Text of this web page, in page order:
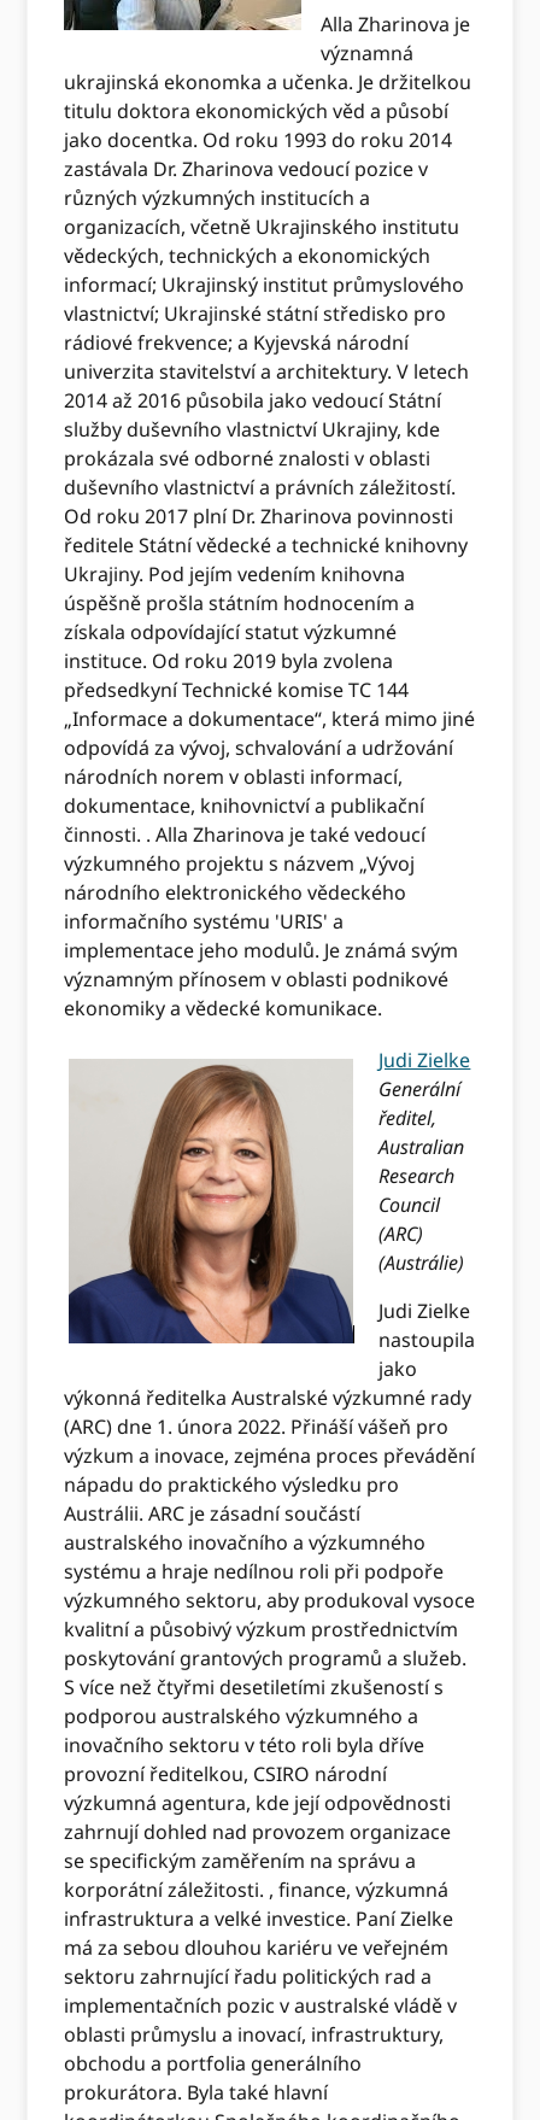
Alla Zharinova je
významná
ukrajinská ekonomka a učenka. Je držitelkou
titulu doktora ekonomických věd a působí
jako docentka. Od roku 1993 do roku 2014
zastávala Dr. Zharinova vedoucí pozice v
různých výzkumných institucích a
organizacích, včetně Ukrajinského institutu
vědeckých, technických a ekonomických
informací; Ukrajinský institut průmyslového
vlastnictví; Ukrajinské státní středisko pro
rádiové frekvence; a Kyjevská národní
univerzita stavitelství a architektury. V letech
2014 až 2016 působila jako vedoucí Státní
služby duševního vlastnictví Ukrajiny, kde
prokázala své odborné znalosti v oblasti
duševního vlastnictví a právních záležitostí.
Od roku 2017 plní Dr. Zharinova povinnosti
ředitele Státní vědecké a technické knihovny
Ukrajiny. Pod jejím vedením knihovna
úspěšně prošla státním hodnocením a
získala odpovídající statut výzkumné
instituce. Od roku 2019 byla zvolena
předsedkyní Technické komise TC 144
„Informace a dokumentace“, která mimo jiné
odpovídá za vývoj, schvalování a udržování
národních norem v oblasti informací,
dokumentace, knihovnictví a publikační
činnosti. . Alla Zharinova je také vedoucí
výzkumného projektu s názvem „Vývoj
národního elektronického vědeckého
informačního systému 'URIS' a
implementace jeho modulů. Je známá svým
významným přínosem v oblasti podnikové
ekonomiky a vědecké komunikace.
Judi Zielke
Generální
ředitel,
Australian
Research
Council
(ARC)
(Austrálie)
Judi Zielke
nastoupila
jako
výkonná ředitelka Australské výzkumné rady
(ARC) dne 1. února 2022. Přináší vášeň pro
výzkum a inovace, zejména proces převádění
nápadu do praktického výsledku pro
Austrálii. ARC je zásadní součástí
australského inovačního a výzkumného
systému a hraje nedílnou roli při podpoře
výzkumného sektoru, aby produkoval vysoce
kvalitní a působivý výzkum prostřednictvím
poskytování grantových programů a služeb.
S více než čtyřmi desetiletími zkušeností s
podporou australského výzkumného a
inovačního sektoru v této roli byla dříve
provozní ředitelkou, CSIRO národní
výzkumná agentura, kde její odpovědnosti
zahrnují dohled nad provozem organizace
se specifickým zaměřením na správu a
korporátní záležitosti. , finance, výzkumná
infrastruktura a velké investice. Paní Zielke
má za sebou dlouhou kariéru ve veřejném
sektoru zahrnující řadu politických rad a
implementačních pozic v australské vládě v
oblasti průmyslu a inovací, infrastruktury,
obchodu a portfolia generálního
prokurátora. Byla také hlavní